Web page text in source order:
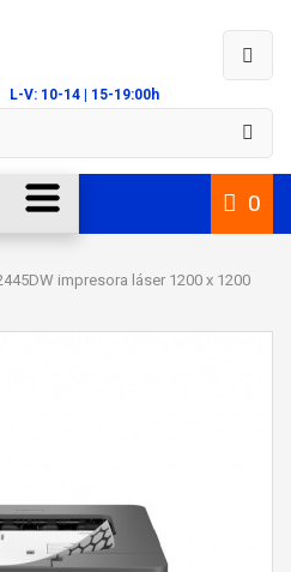
L-V: 10-14 | 15-19:00h
0
impresora láser 1200 x 1200